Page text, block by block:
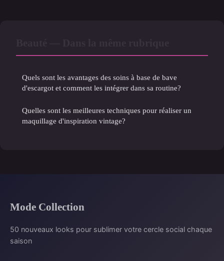
Quels sont les avantages des soins à base de bave
d'escargot et comment les intégrer dans sa routine?
Quelles sont les meilleures techniques pour réaliser un
maquillage d'inspiration vintage?
Mode Collection
50 nouveaux looks pour sublimer votre cercle social chaque
saison